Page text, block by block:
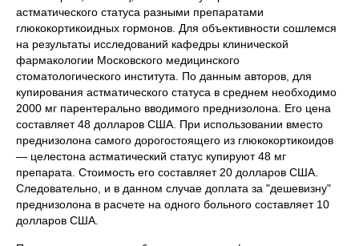
астматического статуса разными препаратами
глюкокортикоидных гормонов. Для объективности сошлемся
на результаты исследований кафедры клинической
фармакологии Московского медицинского
стоматологического института. По данным авторов, для
купирования астматического статуса в среднем необходимо
2000 мг парентерально вводимого преднизолона. Его цена
составляет 48 долларов США. При использовании вместо
преднизолона самого дорогостоящего из глюкокортикоидов
— целестона астматический статус купируют 48 мг
препарата. Стоимость его составляет 20 долларов США.
Следовательно, и в данном случае доплата за "дешевизну"
преднизолона в расчете на одного больного составляет 10
долларов США.